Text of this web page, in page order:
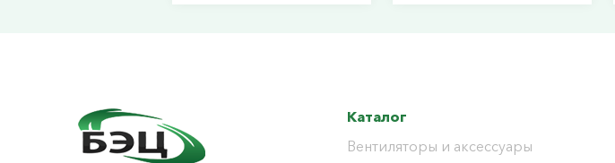
Каталог
Вентиляторы и аксессуары